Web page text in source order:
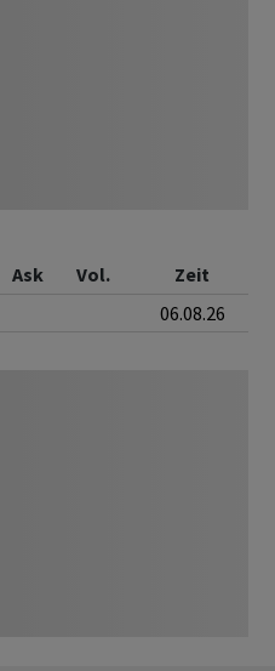
Ask Vol.
Zeit
06.08.26